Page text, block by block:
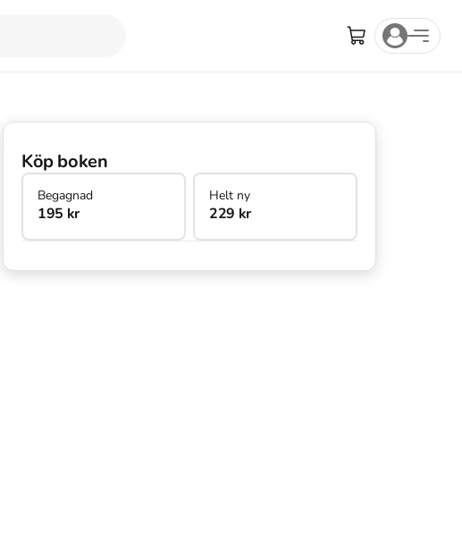
Köp boken
Begagnad
195 kr
Helt ny
229 kr